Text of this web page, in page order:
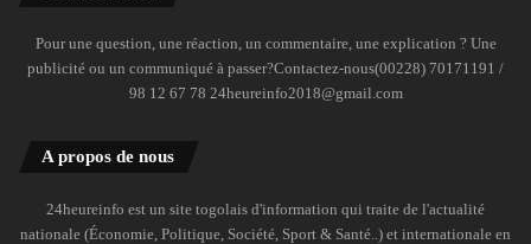
Pour une question, une réaction, un commentaire, une explication ? Une
publicité ou un communiqué à passer?Contactez-nous(00228) 70171191 /
98 12 67 78 24heureinfo2018@gmail.com
A propos de nous
24heureinfo est un site togolais d'information qui traite de l'actualité
nationale (Économie, Politique, Société, Sport & Santé..) et internationale en